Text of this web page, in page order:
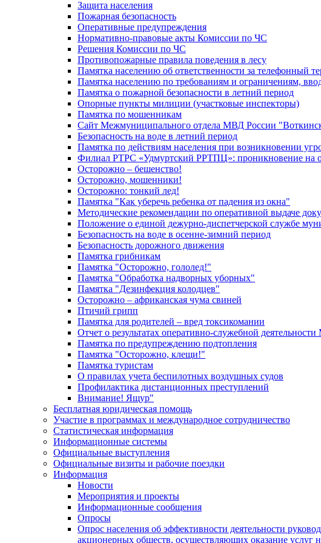
Защита населения
Пожарная безопасность
Оперативные предупреждения
Нормативно-правовые акты Комиссии по ЧС
Решения Комиссии по ЧС
Противопожарные правила поведения в лесу
Памятка населению об ответственности за телефонный
Памятка населению по требованиям и ограничениям,
Памятка о пожарной безопасности в летний период
Опорные пункты милиции (участковые инспекторы)
Памятка по мошенникам
Сайт Межмуниципального отдела МВД России
Безопасность на воде в летний период
Памятка по действиям населения при возникновении
Филиал РТРС «Удмуртский РРТПЦ»: проникновение на
Осторожно – бешенство!
Осторожно, мошенники!
Осторожно: тонкий лед!
Памятка "Как уберечь ребенка от падения из окна"
Методические рекомендации по оперативной выдаче
Положение о единой дежурно-диспетчерской службе
Безопасность на воде в осенне-зимний период
Безопасность дорожного движения
Памятка грибникам
Памятка "Осторожно, гололед!"
Памятка "Обработка надворных уборных"
Памятка "Дезинфекция колодцев"
Осторожно – африканская чума свиней
Птичий грипп
Памятка для родителей – вред токсикомании
Отчет о результатах оперативно-служебной
Памятка по предупреждению подтопления
Памятка "Осторожно, клещи!"
Памятка туристам
О правилах учета беспилотных воздушных судов
Профилактика дистанционных преступлений
Внимание! Ящур"
Бесплатная юридическая помощь
Участие в программах и международное сотрудничество
Статистическая информация
Информационные системы
Официальные выступления
Официальные визиты и рабочие поездки
Информация
Новости
Мероприятия и проекты
Информационные сообщения
Опросы
Опрос населения об эффективности деятельности
акционерных обществ, осуществляющих оказание услуг